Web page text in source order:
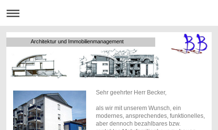
Architektur und Immobilienmanagement
Sehr geehrter Herr Becker,
als wir mit unserem Wunsch, ein
modernes, ansprechendes, funktionelles,
aber dennoch bezahlbares bzw.